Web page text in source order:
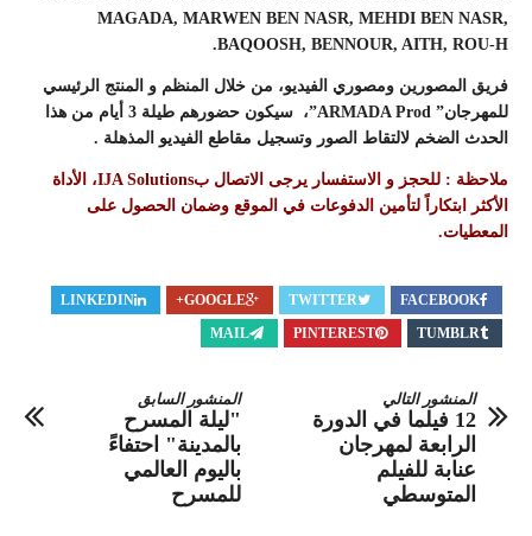
MAGADA, MARWEN BEN NASR, MEHDI BEN NASR,
BAQOOSH, BENNOUR, AITH, ROU-H.
فريق المصورين ومصوري الفيديو، من خلال المنظم و المنتج الرئيسي
للمهرجان” ARMADA Prod”، سيكون حضورهم طيلة 3 أيام من هذا
الحدث الضخم لالتقاط الصور وتسجيل مقاطع الفيديو المذهلة .
ملاحظة :
للحجز و الاستفسار يرجى الاتصال بIJA Solutions، الأداة
الأكثر ابتكاراً لتأمين الدفوعات في الموقع وضمان الحصول على
المعطيات.
FACEBOOK
TWITTER
GOOGLE+
LINKEDIN
TUMBLR
PINTEREST
MAIL
المنشور السابق
"ليلة المسرح
بالمدينة" احتفاءً
باليوم العالمي
للمسرح
المنشور التالي
12 فيلما في الدورة
الرابعة لمهرجان
عنابة للفيلم
المتوسطي